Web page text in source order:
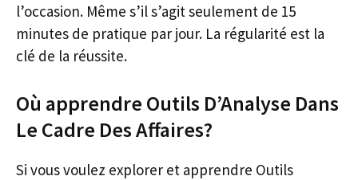
l’occasion. Même s’il s’agit seulement de 15
minutes de pratique par jour. La régularité est la
clé de la réussite.
Où apprendre Outils D’Analyse Dans
Le Cadre Des Affaires?
Si vous voulez explorer et apprendre Outils